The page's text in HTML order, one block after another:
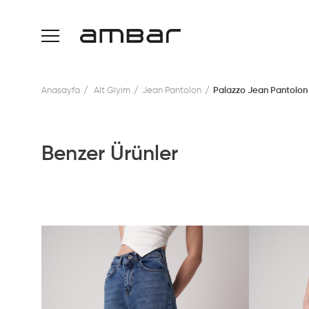
Anasayfa Alt Giyim Jean Pantolon Palazzo Jean
Benzer Ürünler